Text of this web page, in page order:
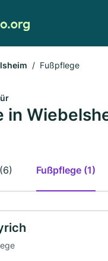
Fußpflege
in
Fußpflege (1)